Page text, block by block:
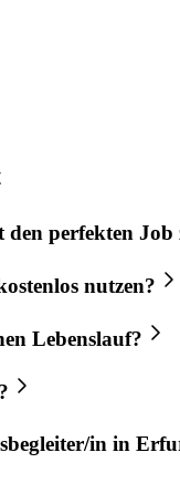
den perfekten Job
nutzen?
Lebenslauf?
?
in in